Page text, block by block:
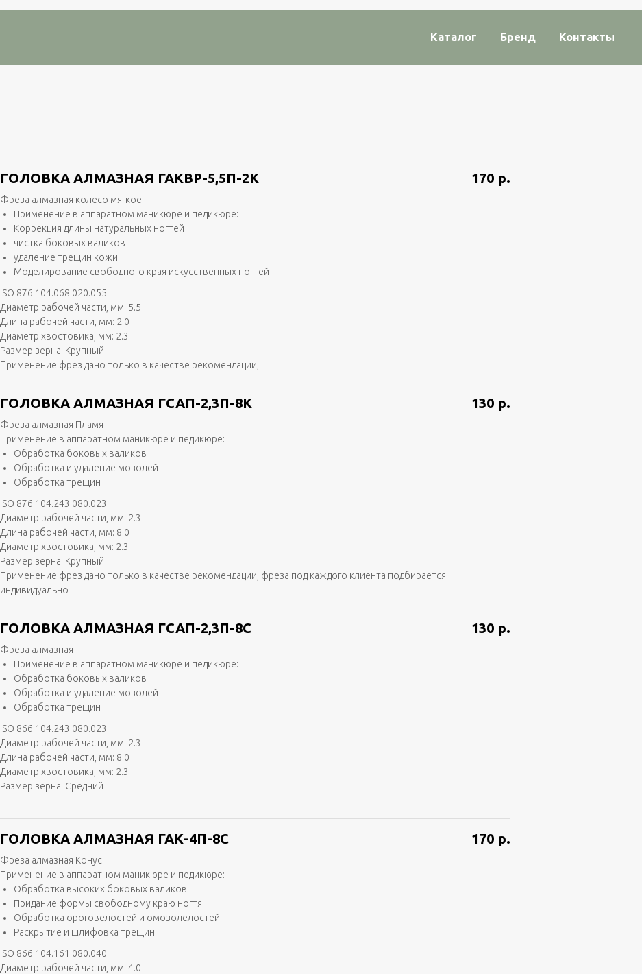
Каталог Бренд Контакты
ГОЛОВКА АЛМАЗНАЯ ГАКВР-5,5П-2K
Фреза алмазная колесо мягкое
Применение в аппаратном маникюре и педикюре:
Коррекция длины натуральных ногтей
чистка боковых валиков
удаление трещин кожи
Моделирование свободного края искусственных ногтей
ISO 876.104.068.020.055
Диаметр рабочей части, мм: 5.5
Длина рабочей части, мм: 2.0
Диаметр хвостовика, мм: 2.3
Размер зерна: Крупный
Применение фрез дано только в качестве рекомендации,
170 р.
ГОЛОВКА АЛМАЗНАЯ ГСАП-2,3П-8К
Фреза алмазная Пламя
Применение в аппаратном маникюре и педикюре:
Обработка боковых валиков
Обработка и удаление мозолей
Обработка трещин
ISO 876.104.243.080.023
Диаметр рабочей части, мм: 2.3
Длина рабочей части, мм: 8.0
Диаметр хвостовика, мм: 2.3
Размер зерна: Крупный
Применение фрез дано только в качестве рекомендации, фреза под каждого клиента подбирается
индивидуально
130 р.
ГОЛОВКА АЛМАЗНАЯ ГСАП-2,3П-8С
Фреза алмазная
Применение в аппаратном маникюре и педикюре:
Обработка боковых валиков
Обработка и удаление мозолей
Обработка трещин
ISO 866.104.243.080.023
Диаметр рабочей части, мм: 2.3
Длина рабочей части, мм: 8.0
Диаметр хвостовика, мм: 2.3
Размер зерна: Средний
130 р.
ГОЛОВКА АЛМАЗНАЯ ГАК-4П-8С
Фреза алмазная Конус
Применение в аппаратном маникюре и педикюре:
Обработка высоких боковых валиков
Придание формы свободному краю ногтя
Обработка ороговелостей и омозолелостей
Раскрытие и шлифовка трещин
ISO 866.104.161.080.040
Диаметр рабочей части, мм: 4.0
170 р.